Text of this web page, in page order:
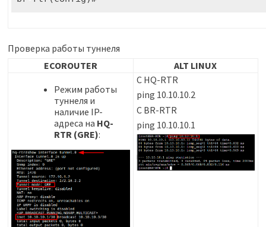
Проверка работы туннеля
ECOROUTER
ALT LINUX
Режим работы
туннеля и
наличие IP-
адреса на HQ-
RTR (GRE):
С HQ-RTR
ping 10.10.10.2
С BR-RTR
ping 10.10.10.1